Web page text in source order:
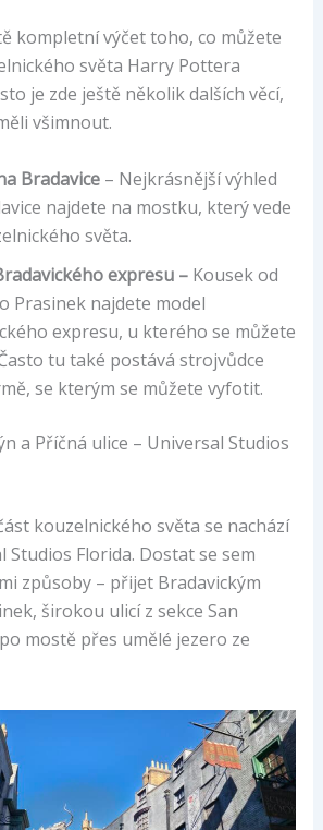
kompletní výčet toho, co můžete
světa Harry Pottera
je zde ještě několik dalších věcí,
všimnout.
Bradavice– Nejkrásnější výhled
najdete na mostku, který vede
světa.
expresu – Kousek od
Prasinek najdete model
expresu, u kterého se můžete
tu také postává strojvůdce
se kterým se můžete vyfotit.
a Příčná ulice – Universal Studios
kouzelnického světa se nachází
Studios Florida. Dostat se sem
způsoby – přijet Bradavickým
širokou ulicí z sekce San
mostě přes umělé jezero ze